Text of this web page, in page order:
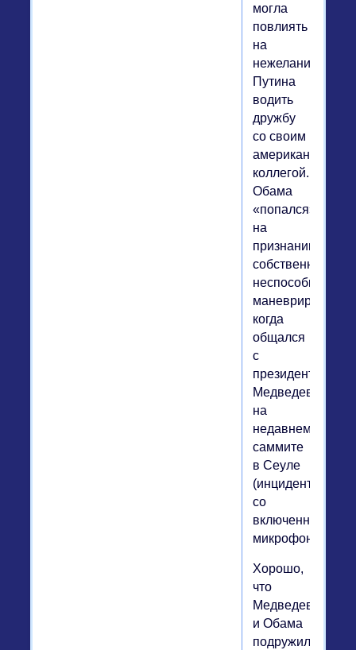
могла
повлиять
на
нежелание
Путина
водить
дружбу
со своим
американским
коллегой.
Обама
«попался»
на
признании
собственной
неспособности
маневрировать,
когда
общался
с
президентом
Медведевым
на
недавнем
саммите
в Сеуле
(инцидент
со
включенным
микрофоном).
Хорошо,
что
Медведев
и Обама
подружились,